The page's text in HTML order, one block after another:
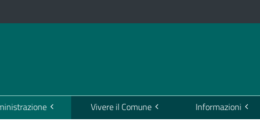
Vivere il Comune Informazioni